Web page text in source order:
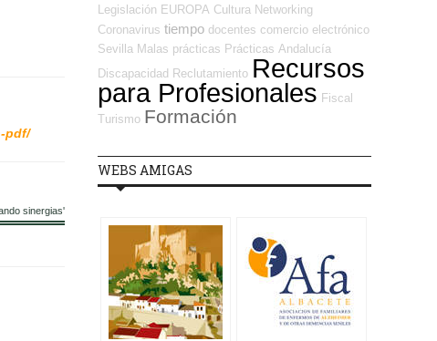
pdf/
sinergias'
Legislación EUROPA Cultura Networking
Coronavirus tiempo docentes comercio electrónico
Sevilla Malas prácticas Prácticas Andalucía
Discapacidad Reclutamiento Recursos
para Profesionales Fiscal
Turismo Formación
WEBS AMIGAS